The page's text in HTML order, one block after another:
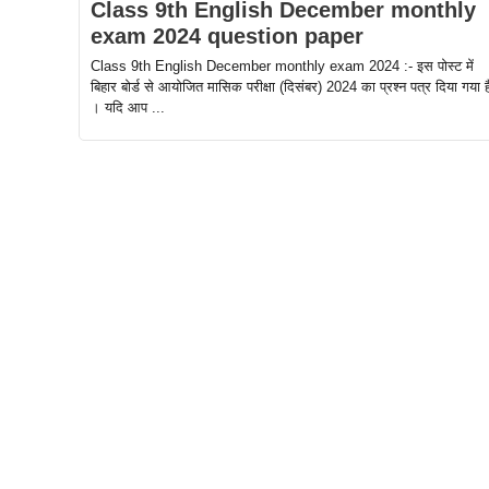
Class 9th English December monthly
exam 2024 question paper
Class 9th English December monthly exam 2024 :- इस पोस्ट में
बिहार बोर्ड से आयोजित मासिक परीक्षा (दिसंबर) 2024 का प्रश्न पत्र दिया गया
। यदि आप ...